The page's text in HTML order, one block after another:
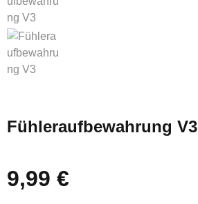
Fühleraufbewahrung V3
Regulärer Preis:
9,99 €